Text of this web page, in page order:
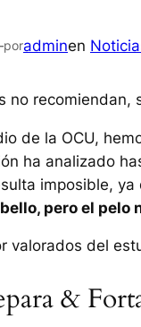
poradminen
no recomiendan,
de la OCU,
ha analizado
imposible,
pero el pelo
valorados del
&